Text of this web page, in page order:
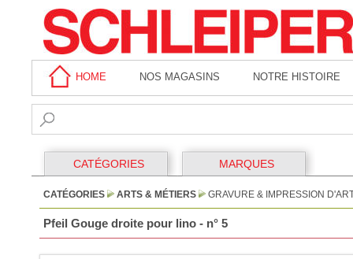
HOME NOS MAGASINS NOTRE HISTOIRE
CATÉGORIES MARQUES
CATÉGORIES ARTS & MÉTIERS GRAVURE & IMPRESSION
Pfeil Gouge droite pour lino - n° 5